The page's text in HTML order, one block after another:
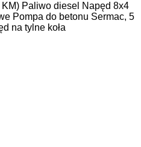
Paliwo diesel Napęd 8x4
Pompa do betonu Sermac, 5
na tylne koła